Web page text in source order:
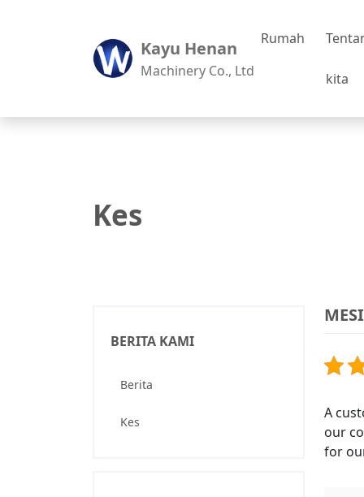
Kayu Henan
Machinery Co., Ltd
Rumah
kita
Kes
BERITA KAMI
Berita
Kes
A
our
for